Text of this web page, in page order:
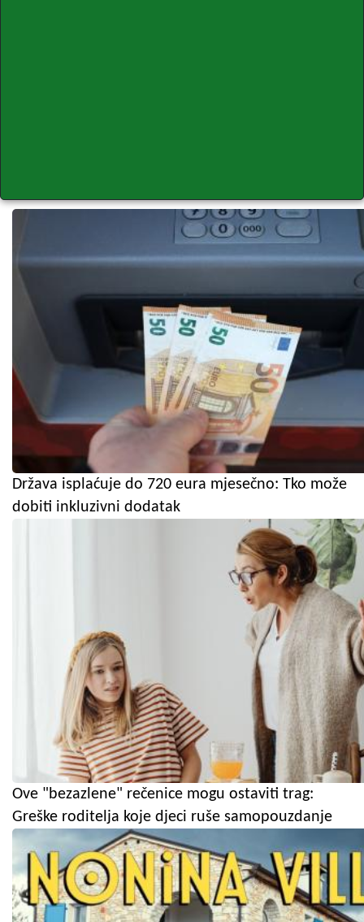
Država isplaćuje do 720 eura mjesečno: Tko može
dobiti inkluzivni dodatak
Ove "bezazlene" rečenice mogu ostaviti trag:
Greške roditelja koje djeci ruše samopouzdanje